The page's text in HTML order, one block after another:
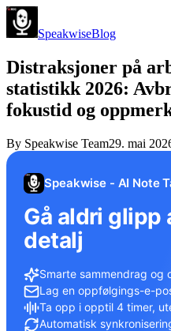
SpeakwiseBlog
Distraksjoner på
statistikk 2026:
fokustid og
By Speakwise Team29. mai
Speakwise - AI Note
Gå aldri glipp
detalj
Smarte sammendrag og
Lag en oppfølgings-e-
Ta opp i opptil 4 timer,
Automatisk